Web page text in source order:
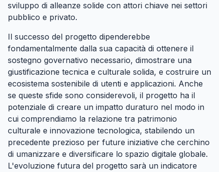
sviluppo di alleanze solide con attori chiave nei settori
pubblico e privato.
Il successo del progetto dipenderebbe
fondamentalmente dalla sua capacità di ottenere il
sostegno governativo necessario, dimostrare una
giustificazione tecnica e culturale solida, e costruire un
ecosistema sostenibile di utenti e applicazioni. Anche
se queste sfide sono considerevoli, il progetto ha il
potenziale di creare un impatto duraturo nel modo in
cui comprendiamo la relazione tra patrimonio
culturale e innovazione tecnologica, stabilendo un
precedente prezioso per future iniziative che cerchino
di umanizzare e diversificare lo spazio digitale globale.
L'evoluzione futura del progetto sarà un indicatore